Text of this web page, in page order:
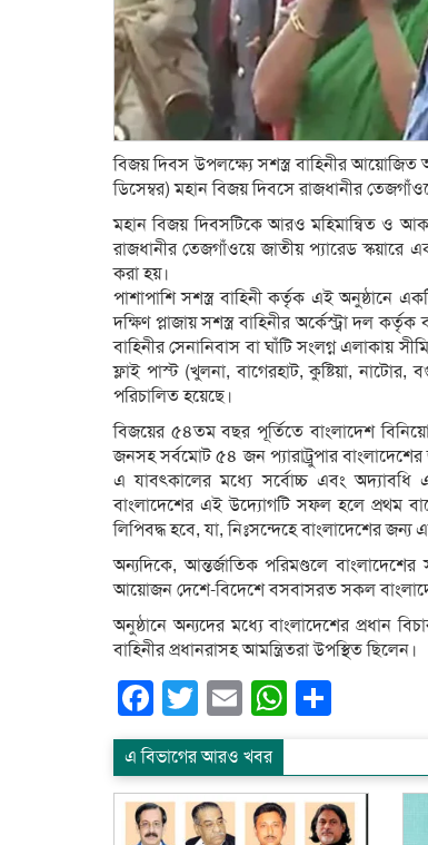
বিজয় দিবস উপলক্ষ্যে সশস্ত্র বাহিনীর আয়োজিত
ডিসেম্বর) মহান বিজয় দিবসে রাজধানীর
মহান বিজয় দিবসটিকে আরও মহিমান্বিত ও
রাজধানীর তেজগাঁওয়ে জাতীয় প্যারেড স্কয়ারে
করা হয়।
পাশাপাশি সশস্ত্র বাহিনী কর্তৃক এই অনুষ্ঠানে
দক্ষিণ প্লাজায় সশস্ত্র বাহিনীর অর্কেস্ট্রা দল
বাহিনীর সেনানিবাস বা ঘাঁটি সংলগ্ন এলাকায়
ফ্লাই পাস্ট (খুলনা, বাগেরহাট, কুষ্টিয়া,
পরিচালিত হয়েছে।
বিজয়ের ৫৪তম বছর পূর্তিতে বাংলাদেশ
জনসহ সর্বমোট ৫৪ জন প্যারাট্রুপার
এ যাবৎকালের মধ্যে সর্বোচ্চ এবং অদ্যাবধি এ
বাংলাদেশের এই উদ্যোগটি সফল হলে প্রথম
লিপিবদ্ধ হবে, যা, নিঃসন্দেহে বাংলাদেশের
অন্যদিকে, আন্তর্জাতিক পরিমণ্ডলে
আয়োজন দেশে-বিদেশে বসবাসরত সকল
অনুষ্ঠানে অন্যদের মধ্যে বাংলাদেশের প্রধান
বাহিনীর প্রধানরাসহ আমন্ত্রিতরা উপস্থিত ছিলেন।
Facebook
Twitter
EmailWhatsApp
এ বিভাগের আরও খবর